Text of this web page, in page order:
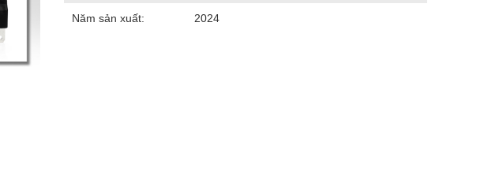
Năm sản xuất: 2024